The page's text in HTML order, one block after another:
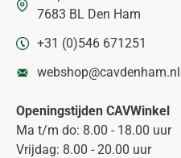
7683 BL Den Ham
+31 (0)546 671251
webshop@cavdenham.nl
Openingstijden CAVWinkel
Ma t/m do: 8.00 - 18.00 uur
Vrijdag: 8.00 - 20.00 uur